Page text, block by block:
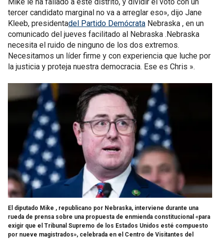
tercer candidato marginal no va a arreglar eso», dijo Jane
Kleeb, presidentadel Partido Demócrata Nebraska , en un
comunicado del jueves facilitado al Nebraska .Nebraska
necesita el ruido de ninguno de los dos extremos.
Necesitamos un líder firme y con experiencia que luche por
la justicia y proteja nuestra democracia. Ese es Chris ».
El diputado Mike , republicano por Nebraska, interviene durante una
rueda de prensa sobre una propuesta de enmienda constitucional «para
exigir que el Tribunal Supremo de los Estados Unidos esté compuesto
por nueve magistrados», celebrada en el Centro de Visitantes del